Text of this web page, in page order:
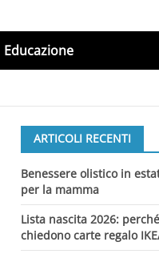
Educazione
ARTICOLI RECENTI
Benessere olistico in
per la mamma
Lista nascita 2026:
chiedono carte regalo